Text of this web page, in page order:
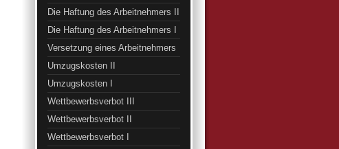
Die Haftung des Arbeitnehmers II
Die Haftung des Arbeitnehmers I
Versetzung eines Arbeitnehmers
Umzugskosten II
Umzugskosten I
Wettbewerbsverbot III
Wettbewerbsverbot II
Wettbewerbsverbot I